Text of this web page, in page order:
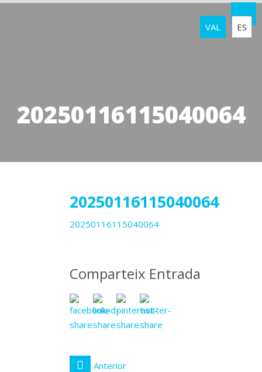
VAL ES
20250116115040064
20250116115040064
20250116115040064
Comparteix Entrada
Anterior